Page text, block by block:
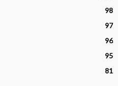
98
97
96
95
81